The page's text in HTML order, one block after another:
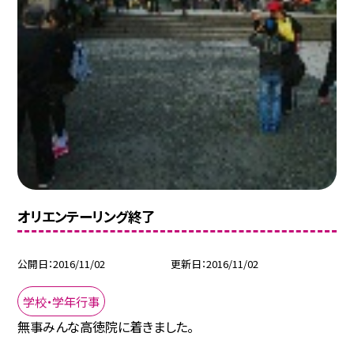
オリエンテーリング終了
公開日 2016/11/02 更新日 2016/11/02
学校・学年行事
無事みんな高徳院に着きました。